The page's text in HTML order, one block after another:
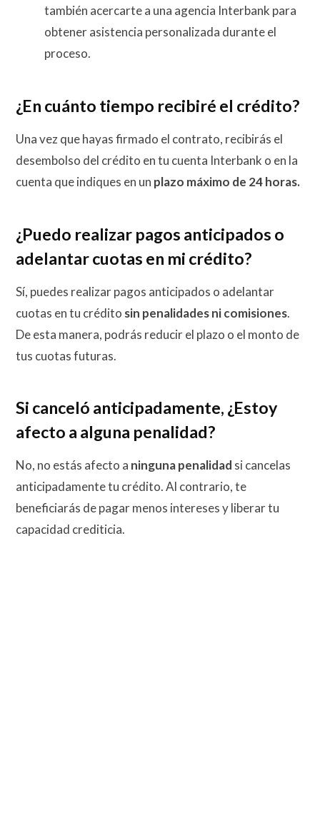
también acercarte a una agencia Interbank para
obtener asistencia personalizada durante el
proceso.
¿En cuánto tiempo recibiré el crédito?
Una vez que hayas firmado el contrato, recibirás el
desembolso del crédito en tu cuenta Interbank o en la
cuenta que indiques en un plazo máximo de 24 horas.
¿Puedo realizar pagos anticipados o
adelantar cuotas en mi crédito?
Sí, puedes realizar pagos anticipados o adelantar
cuotas en tu crédito sin penalidades ni comisiones.
De esta manera, podrás reducir el plazo o el monto de
tus cuotas futuras.
Si canceló anticipadamente, ¿Estoy
afecto a alguna penalidad?
No, no estás afecto a ninguna penalidad si cancelas
anticipadamente tu crédito. Al contrario, te
beneficiarás de pagar menos intereses y liberar tu
capacidad crediticia.